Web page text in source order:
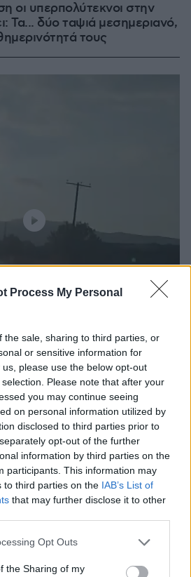
Process My Personal
the sale, sharing to third parties, or
or sensitive information for
please use the below opt-out
Please note that after your
you may continue seeing
on personal information utilized by
disclosed to third parties prior to
opt-out of the further
information by third parties on the
participants. This information may
to third parties on the IAB’s List of
that may further disclose it to other
app uses one or more Google
usage behaviour. You may click to
Opt Outs
the Sharing of my
οι υπερπολύτεκνοι στην
Τα... δύο ταψιά μεσημεριανό,
τους
Loaded:
100.00%
προσοχή του οδηγού»:
να ρίξει φως στα
στις Σέρρες
Ελπίδα για τη
το
15